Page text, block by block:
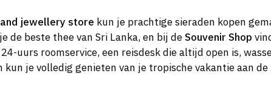
jewellery store kun je prachtige sieraden kopen
de beste thee van Sri Lanka, en bij deSouvenir Shop
uurs roomservice, een reisdesk die altijd open is,
je volledig genieten van je tropische vakantie aan